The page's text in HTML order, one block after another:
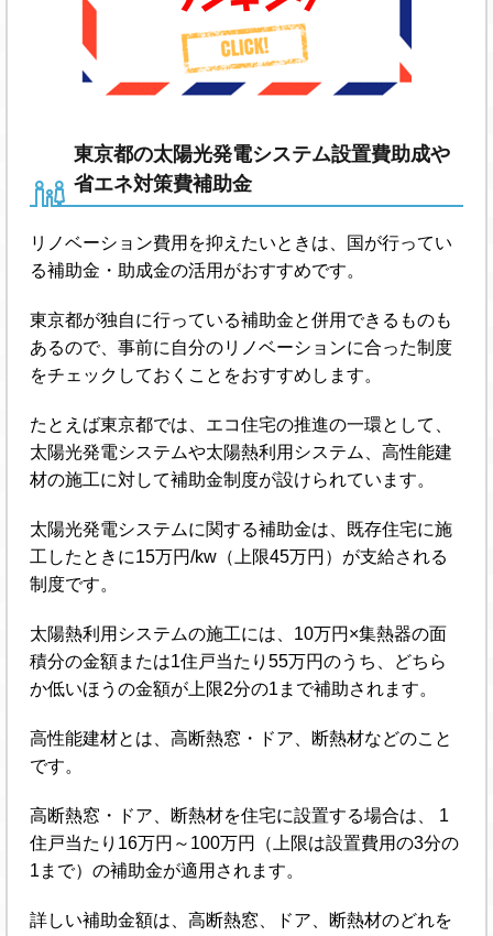
東京都の太陽光発電システム設置費助成や
省エネ対策費補助金
リノベーション費用を抑えたいときは、国が行ってい
る補助金・助成金の活用がおすすめです。
東京都が独自に行っている補助金と併用できるものも
あるので、事前に自分のリノベーションに合った制度
をチェックしておくことをおすすめします。
たとえば東京都では、エコ住宅の推進の一環として、
太陽光発電システムや太陽熱利用システム、高性能建
材の施工に対して補助金制度が設けられています。
太陽光発電システムに関する補助金は、既存住宅に施
工したときに15万円/kw（上限45万円）が支給される
制度です。
太陽熱利用システムの施工には、10万円×集熱器の面
積分の金額または1住戸当たり55万円のうち、どちら
か低いほうの金額が上限2分の1まで補助されます。
高性能建材とは、高断熱窓・ドア、断熱材などのこと
です。
高断熱窓・ドア、断熱材を住宅に設置する場合は、 1
住戸当たり16万円～100万円（上限は設置費用の3分の
1まで）の補助金が適用されます。
詳しい補助金額は、高断熱窓、ドア、断熱材のどれを